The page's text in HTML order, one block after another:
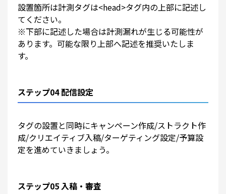
設置箇所は計測タグは<head>タグ内の上部に記述し
てください。
※下部に記述した場合は計測漏れが生じる可能性が
あります。可能な限り上部へ記述を推奨いたしま
す。
ステップ04 配信設定
タグの設置と同時にキャンペーン作成/ストラクト作
成/クリエイティブ入稿/ターゲティング設定/予算設
定を進めていきましょう。
ステップ05 入稿・審査